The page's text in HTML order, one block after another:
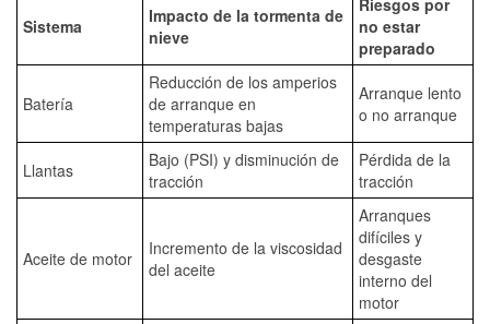
Sistema
Impacto de la tormenta de
nieve
Riesgos por
no estar
preparado
Batería
Reducción de los amperios
de arranque en
temperaturas bajas
Arranque lento
o no arranque
Llantas
Bajo (PSI) y disminución de
tracción
Pérdida de la
tracción
Aceite de motor
Incremento de la viscosidad
del aceite
Arranques
difíciles y
desgaste
interno del
motor